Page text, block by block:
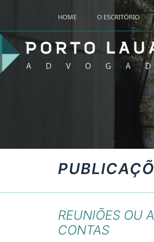
HOME O ESCRITÓRIO
REUNIÕES OU
CONTAS